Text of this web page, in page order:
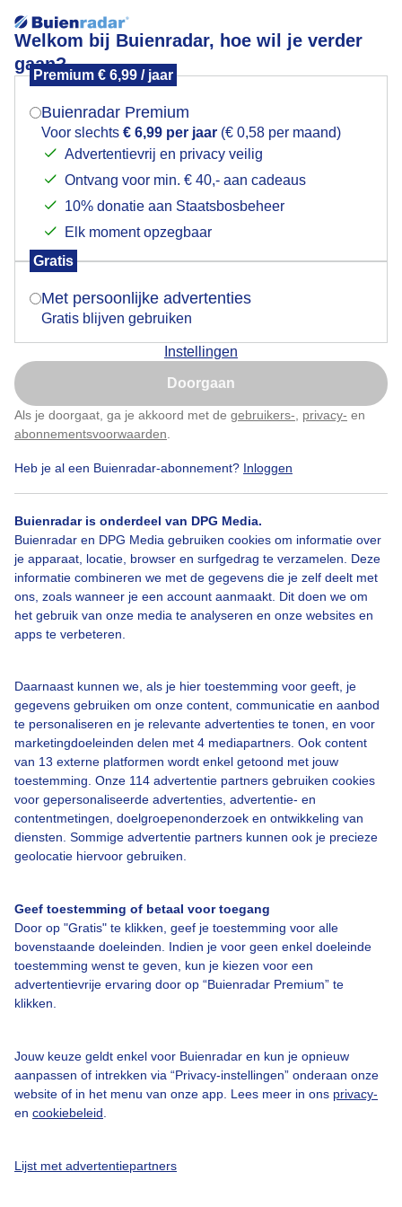
Welkom bij Buienradar, hoe wil je verder
gaan?
Premium € 6,99 / jaar
Buienradar Premium
Voor slechts € 6,99 per jaar (€ 0,58 per maand)
Advertentievrij en privacy veilig
Ontvang voor min. € 40,- aan cadeaus
10% donatie aan Staatsbosbeheer
Elk moment opzegbaar
Gratis
Met persoonlijke advertenties
Gratis blijven gebruiken
Instellingen
Doorgaan
Als je doorgaat, ga je akkoord met de gebruikers- privacy- en
abonnementsvoorwaarden
Heb je al een Buienradar-abonnement? Inloggen
Buienradar is onderdeel van DPG Media.
Buienradar en DPG Media gebruiken cookies om informatie over
je apparaat, locatie, browser en surfgedrag te verzamelen. Deze
informatie combineren we met de gegevens die je zelf deelt met
ons, zoals wanneer je een account aanmaakt. Dit doen we om
het gebruik van onze media te analyseren en onze websites en
apps te verbeteren.
Daarnaast kunnen we, als je hier toestemming voor geeft, je
gegevens gebruiken om onze content, communicatie en aanbod
te personaliseren en je relevante advertenties te tonen, en voor
marketingdoeleinden delen met 4 mediapartners. Ook content
van 13 externe platformen wordt enkel getoond met jouw
toestemming. Onze 114 advertentie partners gebruiken cookies
voor gepersonaliseerde advertenties, advertentie- en
contentmetingen, doelgroepenonderzoek en ontwikkeling van
diensten. Sommige advertentie partners kunnen ook je precieze
geolocatie hiervoor gebruiken.
Geef toestemming of betaal voor toegang
Door op "Gratis" te klikken, geef je toestemming voor alle
bovenstaande doeleinden. Indien je voor geen enkel doeleinde
toestemming wenst te geven, kun je kiezen voor een
advertentievrije ervaring door op “Buienradar Premium” te
klikken.
Jouw keuze geldt enkel voor Buienradar en kun je opnieuw
aanpassen of intrekken via “Privacy-instellingen” onderaan onze
website of in het menu van onze app. Lees meer in ons privacy-
en cookiebeleid
Lijst met advertentiepartners
Gewone oeverlibel
Door: Simone Genna Wiersma Gemaakt: 18-06-2026, 48x bekeken
Zomer Zon Dieren
Bekijk slideshow
Over Buienradar
Bedrijfsgegevens
Contact
Toegankelijkheid
Gebruikersvoorwaarden
Adverteren
Privacy beleid
Cookie beleid
Mogen we je locatie gebruiken voor het
Indien je hier nog geen akkoord op hebt gegeven,
verschijnt er zo een pop-up uit je browser waarin
Is goed, toon de popup
Nu niet, misschien later
Klik hierom dit aan te passen